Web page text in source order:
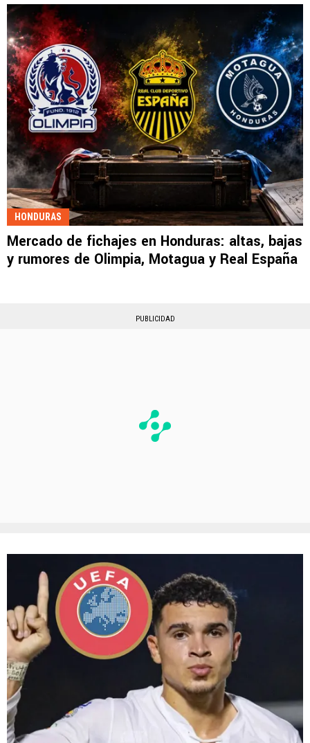
HONDURAS
Mercado de fichajes en Honduras: altas, bajas
y rumores de Olimpia, Motagua y Real España
PUBLICIDAD